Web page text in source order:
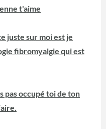
t'aime
juste sur moi est je
fibromyalgie qui est
pas occupé toi de ton